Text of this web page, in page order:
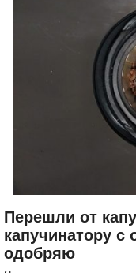
Перешли от
капучинатору с
одобряю